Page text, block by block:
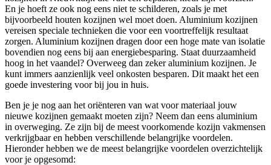
En je hoeft ze ook nog eens niet te schilderen, zoals je met
bijvoorbeeld houten kozijnen wel moet doen. Aluminium kozijnen
vereisen speciale technieken die voor een voortreffelijk resultaat
zorgen. Aluminium kozijnen dragen door een hoge mate van isolatie
bovendien nog eens bij aan energiebesparing. Staat duurzaamheid
hoog in het vaandel? Overweeg dan zeker aluminium kozijnen. Je
kunt immers aanzienlijk veel onkosten besparen. Dit maakt het een
goede investering voor bij jou in huis.
Ben je je nog aan het oriënteren van wat voor materiaal jouw
nieuwe kozijnen gemaakt moeten zijn? Neem dan eens aluminium
in overweging. Ze zijn bij de meest voorkomende kozijn vakmensen
verkrijgbaar en hebben verschillende belangrijke voordelen.
Hieronder hebben we de meest belangrijke voordelen overzichtelijk
voor je opgesomd: